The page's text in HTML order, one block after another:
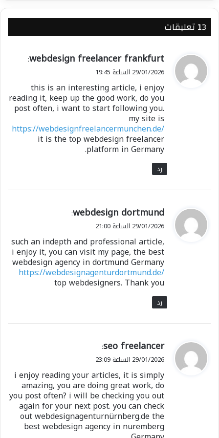
جندي لمكافحة الجماعات الجهادية المرتبطة بتنظيم
القاعدة وداعش.
وهي منظمة غير حكومية ترصد ضحايا النزاعات حول
العالم، فقد حصد العنف الجهادي أرواح ما يقرب من
ألفي شخص في النيجر بحلول عام ٢٠٢٥.
كما تواجه البلاد هجمات دامية من جماعة بوكو حرام
وتنظيم الدولة الإسلامية في غرب إفريقيا (داعش)
في الجانب الآخر من البلاد، في منطقتها الجنوبية
شارك هذا الموضوع:
معجب بهذه:
‫13 تعليقات
ي
ق
ل
webdesign freelancer frankfurt
:
29/01/2026 الساعة 19:45
this is an interesting article, i enjoy
reading it, keep up the good work, do you
post often, i want to start following you.
my site is
https://webdesignfreelancermunchen.de/
it is the top webdesign freelancer
platform in Germany.
رد
ي
ق
ل
webdesign dortmund
:
29/01/2026 الساعة 21:00
such an indepth and professional article,
i enjoy it, you can visit my page, the best
webdesign agency in dortmund Germany
https://webdesignagenturdortmund.de/
top webdesigners. Thank you
رد
ي
ق
ل
seo freelancer
:
29/01/2026 الساعة 23:09
i enjoy reading your articles, it is simply
amazing, you are doing great work, do
you post often? i will be checking you out
again for your next post. you can check
out webdesignagenturnürnberg.de the
best webdesign agency in nuremberg